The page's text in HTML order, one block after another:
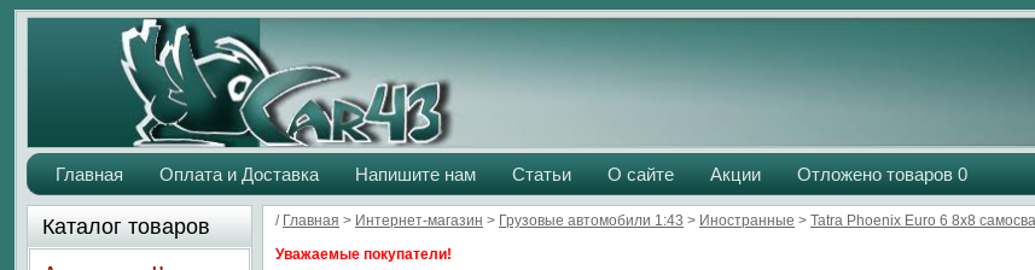
Главная Оплата и Доставка Напишите нам Статьи О сайте Акции Отложено товаров 0
/ Главная > Интернет-магазин > Грузовые автомобили 1:43 > Иностранные > Tatra Phoenix Euro 6 8x8
Уважаемые покупатели!
Каталог товаров